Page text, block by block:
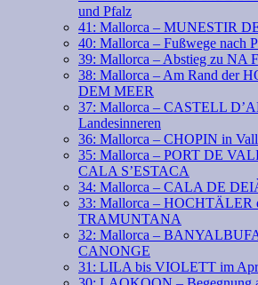
und Pfalz
41: Mallorca – MUNESTIR
40: Mallorca – Fußwege nach
39: Mallorca – Abstieg zu NA
38: Mallorca – Am Rand der
DEM MEER
37: Mallorca – CASTELL
Landesinneren
36: Mallorca – CHOPIN in
35: Mallorca – PORT DE
CALA S’ESTACA
34: Mallorca – CALA DE
33: Mallorca – HOCHTÄLER
TRAMUNTANA
32: Mallorca –
CANONGE
31: LILA bis VIOLETT im